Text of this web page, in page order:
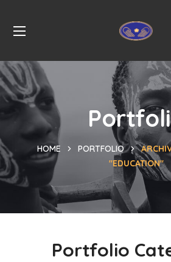
HOME PORTFOLIO
"EDUCATION"
Portfolio